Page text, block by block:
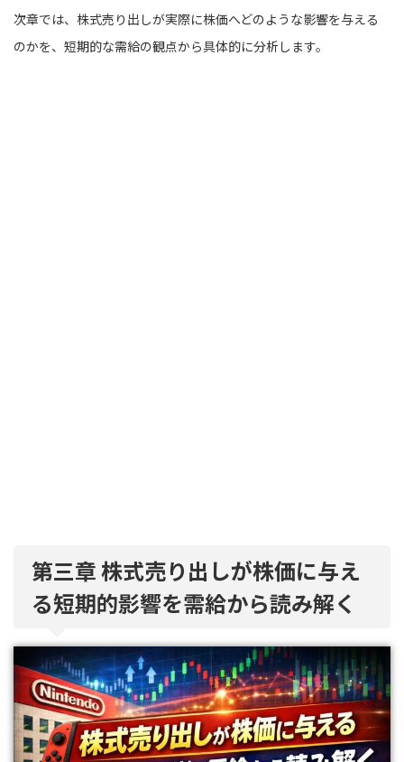
次章では、株式売り出しが実際に株価へどのような影響を与える
のかを、短期的な需給の観点から具体的に分析します。
第三章 株式売り出しが株価に与え
る短期的影響を需給から読み解く